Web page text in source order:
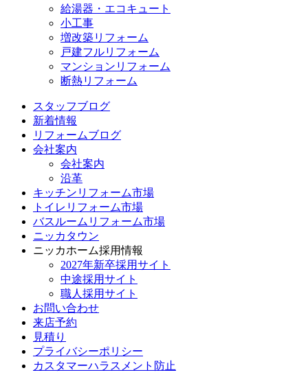
給湯器・エコキュート
小工事
増改築リフォーム
戸建フルリフォーム
マンションリフォーム
断熱リフォーム
スタッフブログ
新着情報
リフォームブログ
会社案内
会社案内
沿革
キッチンリフォーム市場
トイレリフォーム市場
バスルームリフォーム市場
ニッカタウン
ニッカホーム採用情報
2027年新卒採用サイト
中途採用サイト
職人採用サイト
お問い合わせ
来店予約
見積り
プライバシーポリシー
カスタマーハラスメント防止